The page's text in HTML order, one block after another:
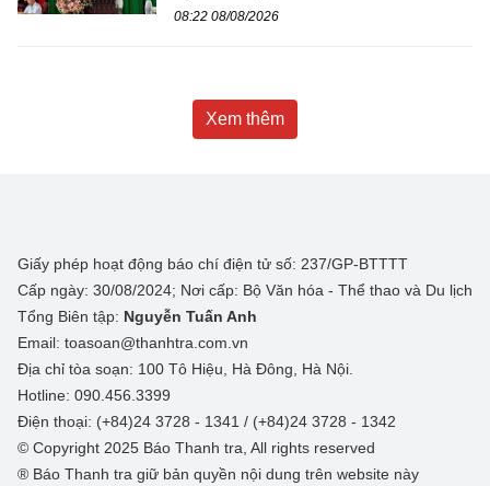
08:22 08/08/2026
Xem thêm
Giấy phép hoạt động báo chí điện tử số: 237/GP-BTTTT
Cấp ngày: 30/08/2024; Nơi cấp: Bộ Văn hóa - Thể thao và Du lịch
Tổng Biên tập: Nguyễn Tuấn Anh
Email: toasoan@thanhtra.com.vn
Địa chỉ tòa soạn: 100 Tô Hiệu, Hà Đông, Hà Nội.
Hotline: 090.456.3399
Điện thoại: (+84)24 3728 - 1341 / (+84)24 3728 - 1342
© Copyright 2025 Báo Thanh tra, All rights reserved
® Báo Thanh tra giữ bản quyền nội dung trên website này